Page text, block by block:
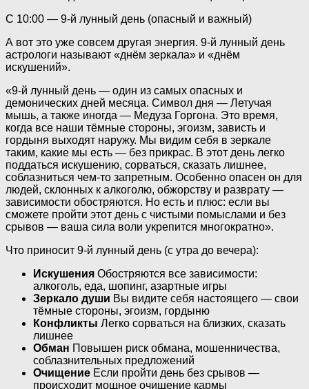
С 10:00 — 9-й лунный день (опасный и важный)
А вот это уже совсем другая энергия. 9-й лунный день
астрологи называют «днём зеркала» и «днём
искушений».
«9-й лунный день — один из самых опасных и
демонических дней месяца. Символ дня — Летучая
мышь, а также иногда — Медуза Горгона. Это время,
когда все наши тёмные стороны, эгоизм, зависть и
гордыня выходят наружу. Мы видим себя в зеркале
таким, какие мы есть — без прикрас. В этот день легко
поддаться искушению, сорваться, сказать лишнее,
соблазниться чем-то запретным. Особенно опасен он для
людей, склонных к алкоголю, обжорству и разврату —
зависимости обостряются. Но есть и плюс: если вы
сможете пройти этот день с чистыми помыслами и без
срывов — ваша сила воли укрепится многократно».
Что приносит 9-й лунный день (с утра до вечера):
Искушения Обостряются все зависимости:
алкоголь, еда, шопинг, азартные игры
Зеркало души Вы видите себя настоящего — свои
тёмные стороны, эгоизм, гордыню
Конфликты Легко сорваться на близких, сказать
лишнее
Обман Повышен риск обмана, мошенничества,
соблазнительных предложений
Очищение Если пройти день без срывов —
происходит мощное очищение кармы